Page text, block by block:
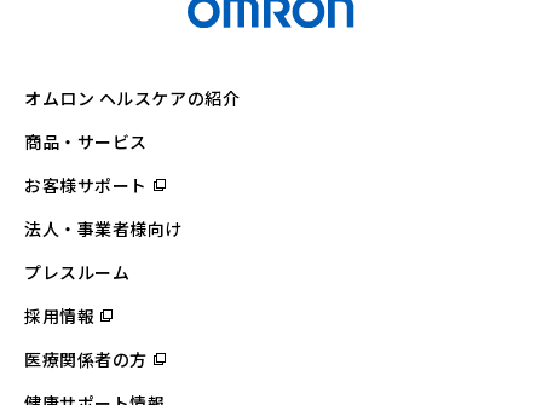
オムロン ヘルスケアの紹介
商品・サービス
お客様サポート （別
ィ
ン
法人・事業者様向け
プレスルーム
採用情報 （別
ィ
ン
ウ
医療関係者の方 （別
ィ